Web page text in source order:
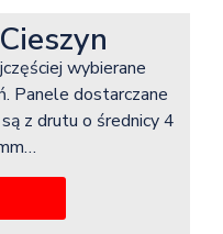
wybierane
Panele dostarczane
z drutu o średnicy 4